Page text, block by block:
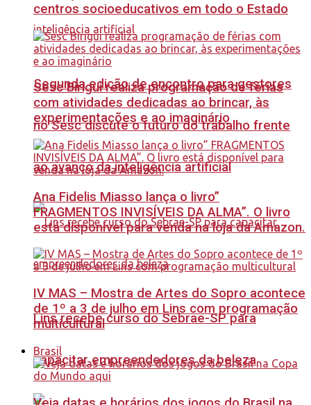
Segunda edição de encontro para gestores
no Sesc discute o futuro do trabalho frente
ao avanço da inteligência artificial
Lins recebe curso do Sebrae-SP para
capacitar empreendedores da beleza
centros socioeducativos em todo o Estado
Sesc Birigui realiza programação de férias
com atividades dedicadas ao brincar, às
experimentações e ao imaginário
Ana Fidelis Miasso lança o livro”
FRAGMENTOS INVISÍVEIS DA ALMA”. O livro
está disponível para venda na loja da Amazon.
IV MAS – Mostra de Artes do Sopro acontece
de 1º a 3 de julho em Lins com programação
multicultural
Brasil